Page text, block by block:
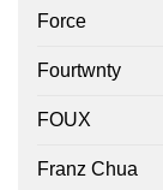
Force
Fourtwnty
FOUX
Franz Chua